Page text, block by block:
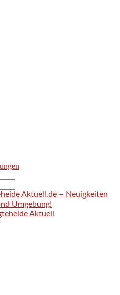
Aktuell.de – Neuigkeiten
Umgebung!